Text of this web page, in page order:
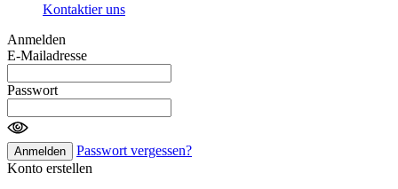
Kontaktier uns
Anmelden
E-Mailadresse
Passwort
Anmelden
Passwort vergessen?
Konto erstellen